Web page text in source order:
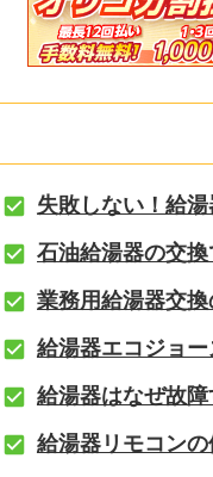
失敗しない！給
石油給湯器の交
業務用給湯器交
給湯器エコジョ
給湯器はなぜ故
給湯器リモコン